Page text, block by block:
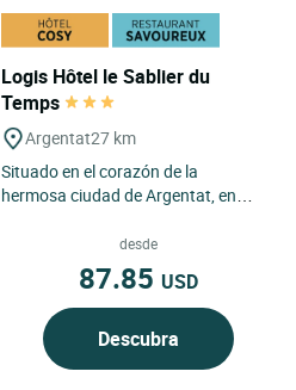
Logis Hôtel le Sablier du
Temps
Argentat27 km
Situado en el corazón de la
hermosa ciudad de Argentat, en
Temps ofrece una experiencia...
desde
87.85 USD
Descubra